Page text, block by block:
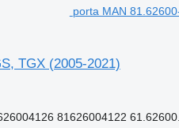
porta MAN
TGX (2005-2021)
81626004122